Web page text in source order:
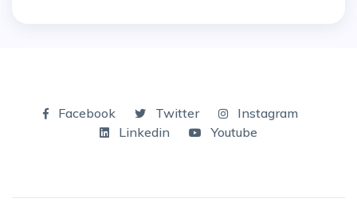
Facebook Twitter
Instagram
Linkedin
Youtube